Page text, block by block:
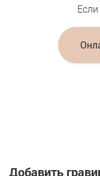
Добавить